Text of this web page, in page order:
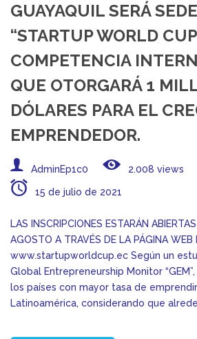
GUAYAQUIL SERÁ
“STARTUP WORLD
COMPETENCIA
QUE OTORGARÁ 1
DÓLARES PARA EL
EMPRENDEDOR.
AdminEp1c0 2.008 views
15 de julio de 2021
LAS INSCRIPCIONES ESTARÁN
AGOSTO A TRAVÉS DE LA PÁGINA WEB
www.startupworldcup.ec Según un
Global Entrepreneurship Monitor
los países con mayor tasa de
Latinoamérica, considerando que